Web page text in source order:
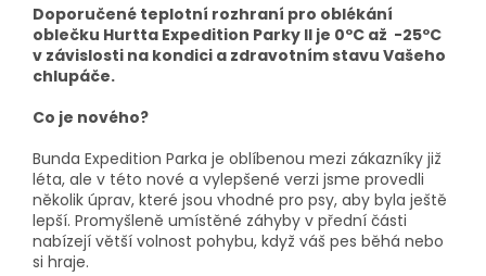
Doporučené teplotní rozhraní pro oblékání
oblečku Hurtta Expedition Parky II je 0ºC až -25ºC
v závislosti na kondici a zdravotním stavu Vašeho
chlupáče.
Co je nového?
Bunda Expedition Parka je oblíbenou mezi zákazníky již
léta, ale v této nové a vylepšené verzi jsme provedli
několik úprav, které jsou vhodné pro psy, aby byla ještě
lepší. Promyšleně umístěné záhyby v přední části
nabízejí větší volnost pohybu, když váš pes běhá nebo
si hraje.